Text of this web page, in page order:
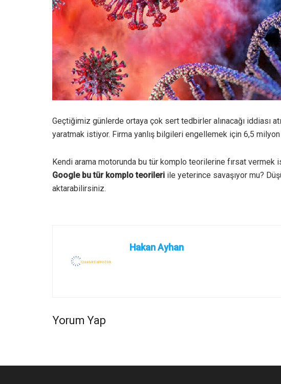
Geçtiğimiz günlerde ortaya çok sert tedbirler alınacağı iddiası
yaratmak istiyor. Firma yanlış bilgileri engellemek için 6,5 milyon
Kendi arama motorunda bu tür komplo teorilerine fırsat vermek
Google bu tür komplo teorileri ile yeterince savaşıyor mu?
aktarabilirsiniz.
Hakan Ayhan
Yorum Yap